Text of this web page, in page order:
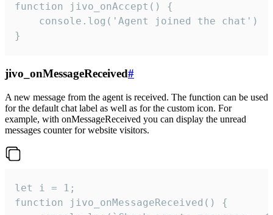
function jivo_onAccept() {
}
jivo_onMessageReceived#
A new message from the agent is received. The function can be used
for the default chat label as well as for the custom icon. For
example, with onMessageReceived you can display the unread
messages counter for website visitors.
let i = 1;
function jivo_onMessageReceived() {